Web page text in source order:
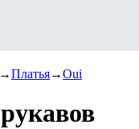
Платья Oui